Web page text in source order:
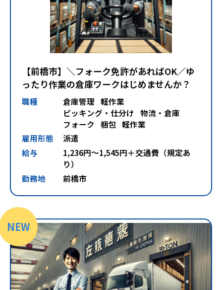
【前橋市】＼フォーク免許があればOK／ゆ
ったり作業の倉庫ワークはじめませんか？
職種 倉庫管理 軽作業
ピッキング・仕分け 物流・倉庫
フォーク
梱包 軽作業
雇用形態
派遣
給与
1,236円～1,545円＋交通費（規定あ
り）
勤務地
前橋市
NEW